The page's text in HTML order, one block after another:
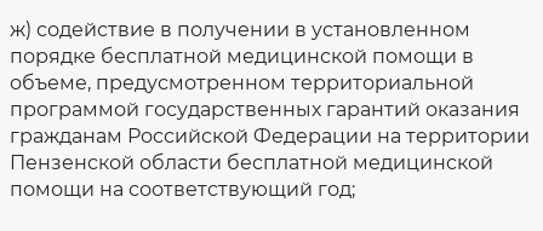
ж) содействие в получении в установленном
порядке бесплатной медицинской помощи в
объеме, предусмотренном территориальной
программой государственных гарантий оказания
гражданам Российской Федерации на территории
Пензенской области бесплатной медицинской
помощи на соответствующий год;